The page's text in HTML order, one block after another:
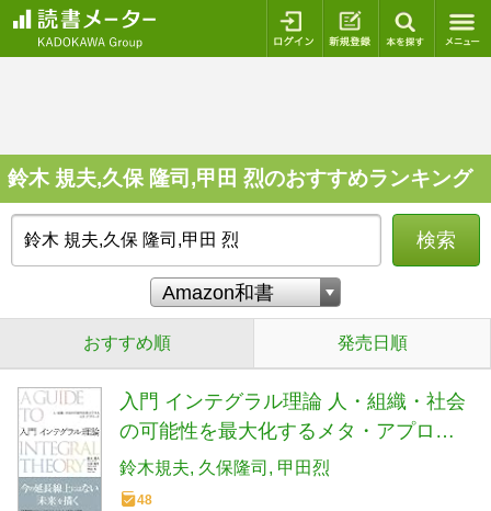
ログイン 新規登録
鈴木 規夫,久保 隆司,甲田 烈のおすすめランキング
検索
おすすめ順 発売日順
入門 インテグラル理論 人・組織・社会
の可能性を最大化するメタ・アプロー
チ
鈴木規夫 久保隆司 甲田烈
48